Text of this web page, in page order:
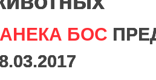
АНЕКА БОС